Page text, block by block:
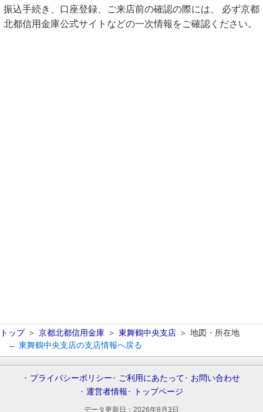
振込手続き、口座登録、ご来店前の確認の際には、 必ず京都
北都信用金庫公式サイトなどの一次情報をご確認ください。
トップ 京都北都信用金庫 東舞鶴中央支店
地図・所在地
← 東舞鶴中央支店の支店情報へ戻る
プライバシーポリシー ご利用にあたって
お問い合わせ
運営者情報
トップページ
データ更新日： 2026年8月3日